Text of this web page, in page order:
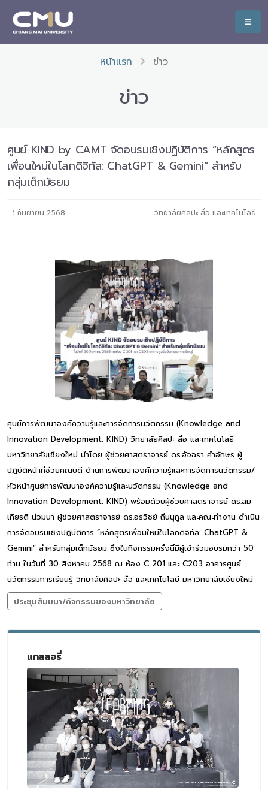
หน้าแรก ข่าว
ข่าว
ศูนย์ KIND by CAMT จัดอบรมเชิงปฏิบัติการ “หลักสูตร
เพื่อนใหม่ในโลกดิจิทัล: ChatGPT & Gemini” สำหรับ
กลุ่มเด็กมัธยม
1 กันยายน 2568 วิทยาลัยศิลปะ สื่อ และเทคโนโลยี
ศูนย์การพัฒนาองค์ความรู้และการจัดการนวัตกรรม (Knowledge and
Innovation Development: KIND) วิทยาลัยศิลปะ สื่อ และเทคโนโลยี
มหาวิทยาลัยเชียงใหม่ นำโดย ผู้ช่วยศาสตราจารย์ ดร.อัจฉรา คำอักษร ผู้
ปฏิบัติหน้าที่ช่วยคณบดี ด้านการพัฒนาองค์ความรู้และการจัดการนวัตกรรม/
หัวหน้าศูนย์การพัฒนาองค์ความรู้และนวัตกรรม (Knowledge and
Innovation Development: KIND) พร้อมด้วยผู้ช่วยศาสตราจารย์ ดร.สม
เกียรติ น่วมนา ผู้ช่วยศาสตราจารย์ ดร.อรวิชย์ ถิ่นนุกูล และคณะทำงาน ดำเนิน
การจัดอบรมเชิงปฏิบัติการ “หลักสูตรเพื่อนใหม่ในโลกดิจิทัล: ChatGPT &
Gemini” สำหรับกลุ่มเด็กมัธยม ซึ่งในกิจกรรมครั้งนี้มีผู้เข้าร่วมอบรมกว่า 50
ท่าน ในวันที่ 30 สิงหาคม 2568 ณ ห้อง C 201 และ C203 อาคารศูนย์
นวัตกรรมการเรียนรู้ วิทยาลัยศิลปะ สื่อ และเทคโนโลยี มหาวิทยาลัยเชียงใหม่
ประชุมสัมมนา/กิจกรรมของมหาวิทยาลัย
แกลลอรี่